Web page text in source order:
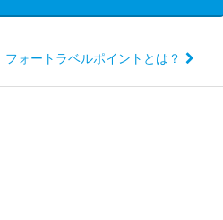
フォートラベルポイントとは？